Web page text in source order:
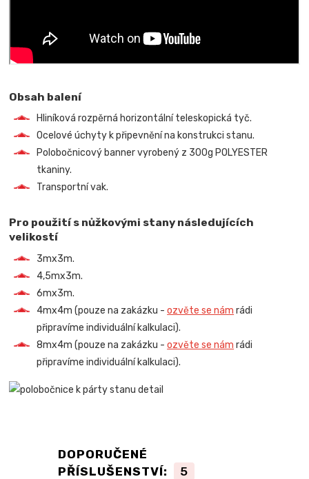
Obsah balení
Hliníková rozpěrná horizontální teleskopická tyč.
Ocelové úchyty k připevnění na konstrukci stanu.
Polobočnicový banner vyrobený z 300g POLYESTER
tkaniny.
Transportní vak.
Pro použití s nůžkovými stany následujících
velikostí
3mx3m.
4,5mx3m.
6mx3m.
4mx4m (pouze na zakázku -ozvěte se nám rádi
připravíme individuální kalkulaci).
8mx4m (pouze na zakázku -ozvěte se nám rádi
připravíme individuální kalkulaci).
DOPORUČENÉ
PŘÍSLUŠENSTVÍ:
5